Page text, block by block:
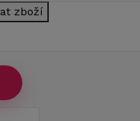
zboží